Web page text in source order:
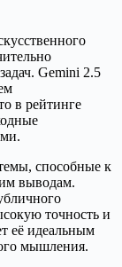
Gemini 2.5
в рейтинге
способные к
выводам.
точность и
её идеальным
мышления.